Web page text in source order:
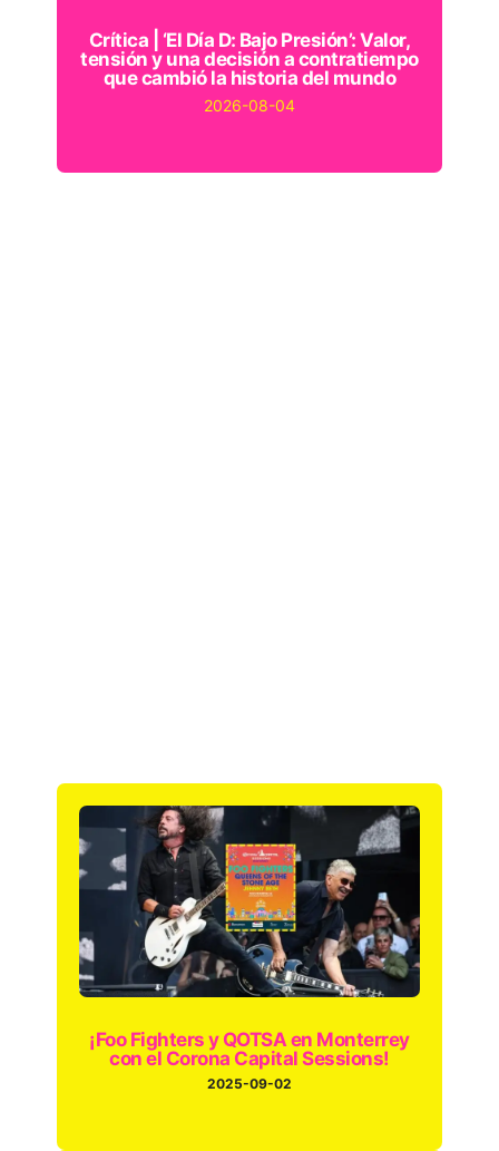
Crítica | ‘El Día D: Bajo Presión’: Valor,
tensión y una decisión a contratiempo
que cambió la historia del mundo
2026-08-04
¡Foo Fighters y QOTSA en Monterrey
con el Corona Capital Sessions!
2025-09-02